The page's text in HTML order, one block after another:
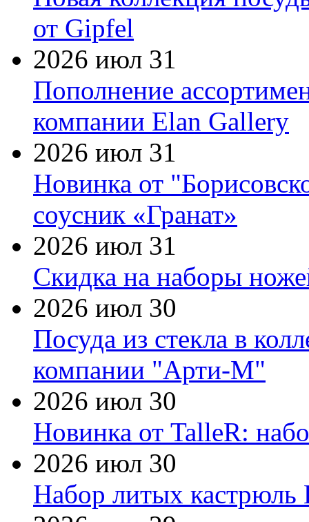
от Gipfel
2026 июл 31
Пополнение
компании Elan Gallery
2026 июл 31
Новинка от
соусник «Гранат»
2026 июл 31
Скидка на наборы
2026 июл 30
Посуда из стекла в
компании "Арти-М"
2026 июл 30
Новинка от TalleR:
2026 июл 30
Набор литых кастрюль